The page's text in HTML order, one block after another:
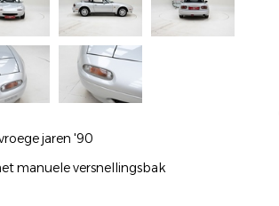
jaren '90
manuele versnellingsbak